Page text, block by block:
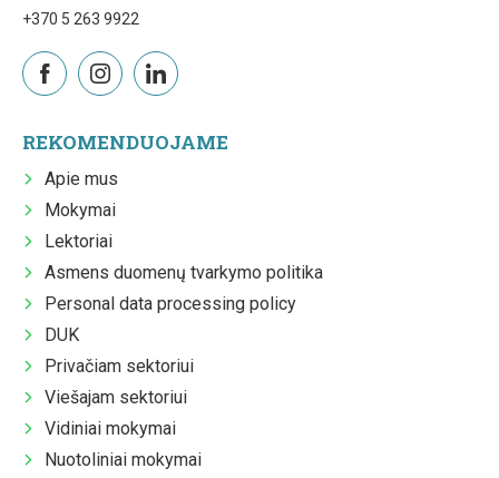
+370 5 263 9922
REKOMENDUOJAME
Apie mus
Mokymai
Lektoriai
Asmens duomenų tvarkymo politika
Personal data processing policy
DUK
Privačiam sektoriui
Viešajam sektoriui
Vidiniai mokymai
Nuotoliniai mokymai